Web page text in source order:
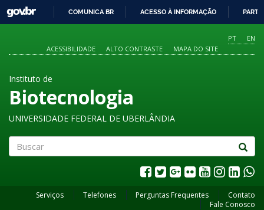
O
CONTEÚDO
GOVBR
COMUNICA BR ACESSO À INFORMAÇÃO
PT
EN
ACESSIBILIDADE
ALTO CONTRASTE MAPA DO SITE
Instituto de
Biotecnologia
UNIVERSIDADE FEDERAL DE UBERLÂNDIA
Serviços Telefones Perguntas Frequentes
Contato
Fale Conosco